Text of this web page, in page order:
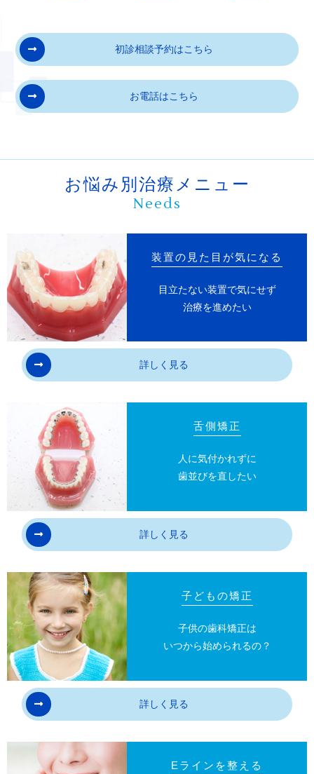
て壊死することがあります。
8
治療途中に金属等のアレルギー症状がでるこ
とがあります。
あります。
様々な問題により、当初予定した治療計画を
11
歯の形を修正したり、咬み合わせの微調整を
行ったりする可能性があります。
12 矯正装置を誤飲する可能性があります。
13
装置を外す時にエナメル質に微小な亀裂が入
る可能性や、かぶせ物（補綴物）の一部が破損す
14
装置が外れた後、保定装置を指示通り使用し
ないと後戻りが生じる可能性が高くなります。
15
装置が外れた後、現在の咬み合わせにあった
状態のかぶせ物（補綴物）や虫歯の治療（修復
物）などをやりなおす可能性があります。
16
17
治療後に親知らずが生えて、凹凸が生じる可
能性があります。加齢や歯周病等により歯を支え
ている骨がやせると噛み合わせや歯並びが変化す
ることがあります。その場合、再治療等が必要に
なることがあります。
18
矯正歯科治療は、一度始めると元の状態に戻
初診相談予約はこちら
お電話はこちら
お悩み別治療メニュー
Needs
装置の見た目が気になる
目立たない装置で気にせず
治療を進めたい
詳しく見る
舌側矯正
人に気付かれずに
歯並びを直したい
詳しく見る
子どもの矯正
子供の歯科矯正は
いつから始められるの？
詳しく見る
Eラインを整える